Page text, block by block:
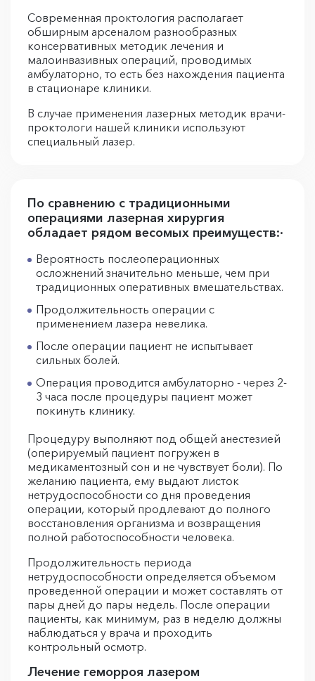
Современная проктология располагает
обширным арсеналом разнообразных
консервативных методик лечения и
малоинвазивных операций, проводимых
амбулаторно, то есть без нахождения пациента
в стационаре клиники.
В случае применения лазерных методик врачи-
проктологи нашей клиники используют
специальный лазер.
По сравнению с традиционными
операциями лазерная хирургия
обладает рядом весомых преимуществ:·
Вероятность послеоперационных
осложнений значительно меньше, чем при
традиционных оперативных вмешательствах.
Продолжительность операции с
применением лазера невелика.
После операции пациент не испытывает
сильных болей.
Операция проводится амбулаторно - через 2-
3 часа после процедуры пациент может
покинуть клинику.
Процедуру выполняют под общей анестезией
(оперируемый пациент погружен в
медикаментозный сон и не чувствует боли). По
желанию пациента, ему выдают листок
нетрудоспособности со дня проведения
операции, который продлевают до полного
восстановления организма и возвращения
полной работоспособности человека.
Продолжительность периода
нетрудоспособности определяется объемом
проведенной операции и может составлять от
пары дней до пары недель. После операции
пациенты, как минимум, раз в неделю должны
наблюдаться у врача и проходить
контрольный осмотр.
Лечение геморроя лазером